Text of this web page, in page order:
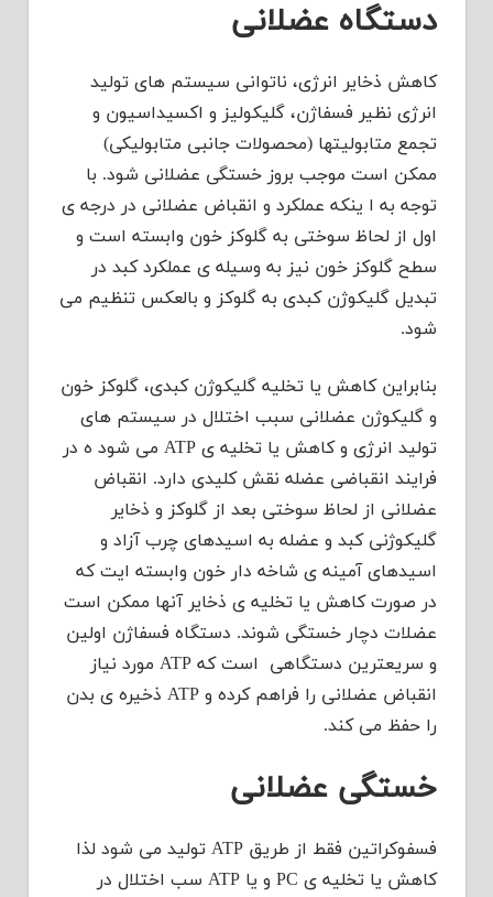
دستگاه عضلانی
کاهش ذخایر انرژی، ناتوانی سیستم های تولید
انرژی نظیر فسفاژن، گلیکولیز و اکسیداسیون و
تجمع متابولیتها (محصولات جانبی متابولیکی)
ممکن است موجب بروز خستگی عضلانی شود. با
توجه به ا ینکه عملکرد و انقباض عضلانی در درجه ی
اول از لحاظ سوختی به گلوکز خون وابسته است و
سطح گلوکز خون نیز به وسیله ی عملکرد کبد در
تبدیل گلیکوژن کبدی به گلوکز و بالعکس تنظیم می
شود.
بنابراین کاهش یا تخلیه گلیکوژن کبدی، گلوکز خون
و گلیکوژن عضلانی سبب اختلال در سیستم های
تولید انرژی و کاهش یا تخلیه ی ATP می شود ه در
فرایند انقباضی عضله نقش کلیدی دارد. انقباض
عضلانی از لحاظ سوختی بعد از گلوکز و ذخایر
گلیکوژنی کبد و عضله به اسیدهای چرب آزاد و
اسیدهای آمینه ی شاخه دار خون وابسته ایت که
در صورت کاهش یا تخلیه ی ذخایر آنها ممکن است
عضلات دچار خستگی شوند. دستگاه فسفاژن اولین
و سریعترین دستگاهی است که ATP مورد نیاز
انقباض عضلانی را فراهم کرده و ATP ذخیره ی بدن
را حفظ می کند.
خستگی عضلانی
فسفوکراتین فقط از طریق ATP تولید می شود لذا
کاهش یا تخلیه ی PC و یا ATP سب اختلال در